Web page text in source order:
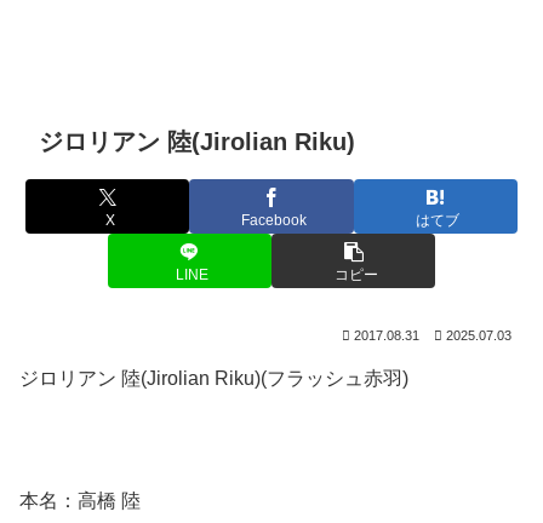
ジロリアン 陸(Jirolian Riku)
X Facebook はてブ
LINE コピー
2017.08.31 2025.07.03
ジロリアン 陸(Jirolian Riku)(フラッシュ赤羽)
本名：高橋 陸